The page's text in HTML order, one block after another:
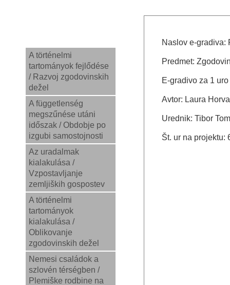
A történelmi
tartományok fejlődése
/ Razvoj zgodovinskih
dežel
A függetlenség
megszűnése utáni
időszak / Obdobje po
izgubi samostojnosti
Az uradalmak
kialakulása /
Vzpostavljanje
zemljiških gospostev
A történelmi
tartományok
kialakulása /
Oblikovanje
zgodovinskih dežel
Nemesi családok a
szlovén térségben /
Plemiške rodbine na
Naslov e-gradiva:
Predmet:
E-gradivo za 1
Avtor: Laura
Urednik: Tibor
Št. ur na projektu: